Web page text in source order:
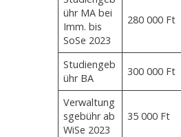
ühr MA bei
Imm. bis
SoSe 2023
280 000 Ft
Studiengeb
ühr BA
300 000 Ft
Verwaltung
sgebühr ab
WiSe 2023
35 000 Ft